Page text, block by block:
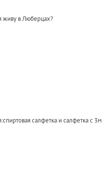
живу в Люберцах?
салфетка и салфетка с 3м